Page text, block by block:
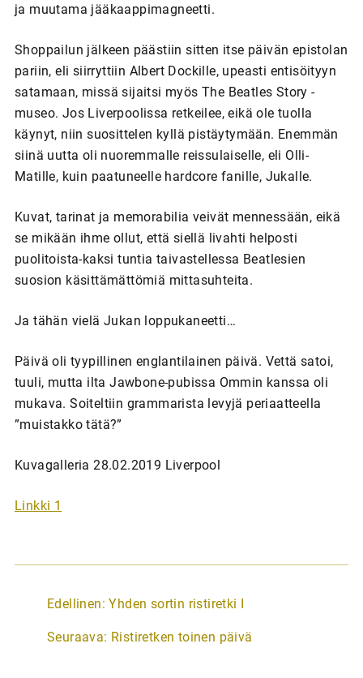
ja muutama jääkaappimagneetti.
Shoppailun jälkeen päästiin sitten itse päivän epistolan
pariin, eli siirryttiin Albert Dockille, upeasti entisöityyn
satamaan, missä sijaitsi myös The Beatles Story -
museo. Jos Liverpoolissa retkeilee, eikä ole tuolla
käynyt, niin suosittelen kyllä pistäytymään. Enemmän
siinä uutta oli nuoremmalle reissulaiselle, eli Olli-
Matille, kuin paatuneelle hardcore fanille, Jukalle.
Kuvat, tarinat ja memorabilia veivät mennessään, eikä
se mikään ihme ollut, että siellä livahti helposti
puolitoista-kaksi tuntia taivastellessa Beatlesien
suosion käsittämättömiä mittasuhteita.
Ja tähän vielä Jukan loppukaneetti…
Päivä oli tyypillinen englantilainen päivä. Vettä satoi,
tuuli, mutta ilta Jawbone-pubissa Ommin kanssa oli
mukava. Soiteltiin grammarista levyjä periaatteella
”muistakko tätä?”
Kuvagalleria 28.02.2019 Liverpool
Linkki 1
A
t
Edellinen: Yhden sortin ristiretki I
Seuraava: Ristiretken toinen päivä